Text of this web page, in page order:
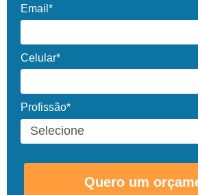
Email*
Celular*
Profissão*
Quero um